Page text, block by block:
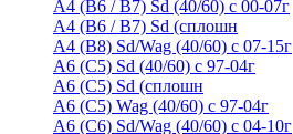
A4 (B6 / B7) Sd (40/60) с 00-07г
A4 (B6 / B7) Sd (сплошн
A4 (B8) Sd/Wag (40/60) с 07-15г
A6 (С5) Sd (40/60) с 97-04г
A6 (С5) Sd (сплошн
A6 (С5) Wag (40/60) с 97-04г
A6 (С6) Sd/Wag (40/60) c 04-10г